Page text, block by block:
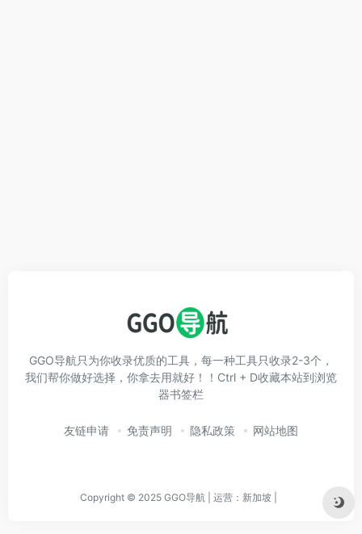
GGO导航只为你收录优质的工具，每一种工具只收录2-3个，
我们帮你做好选择，你拿去用就好！！Ctrl + D收藏本站到浏览
器书签栏
友链申请 免责声明 隐私政策 网站地图
Copyright © 2025 GGO导航 | 运营：新加坡 |